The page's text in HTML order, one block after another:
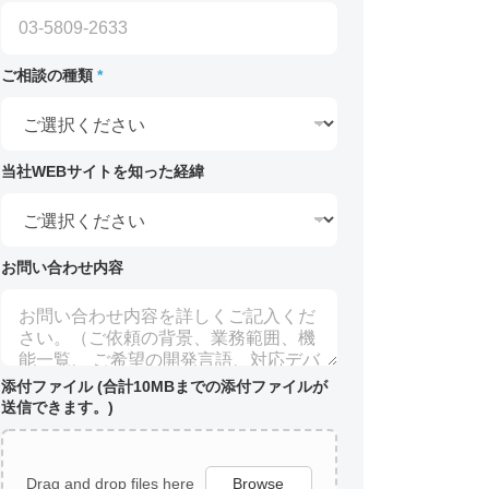
ご相談の種類 *
当社WEBサイトを知った経緯
お問い合わせ内容
添付ファイル (合計10MBまでの添付ファイルが
送信できます。)
Drag and drop files here Browse